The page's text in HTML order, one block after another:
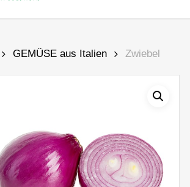
GEMÜSE aus Italien Zwiebel